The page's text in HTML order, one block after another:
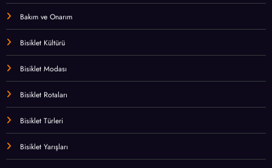
Bakım ve Onarım
Bisiklet Kültürü
Bisiklet Modası
Bisiklet Rotaları
Bisiklet Türleri
Bisiklet Yarışları